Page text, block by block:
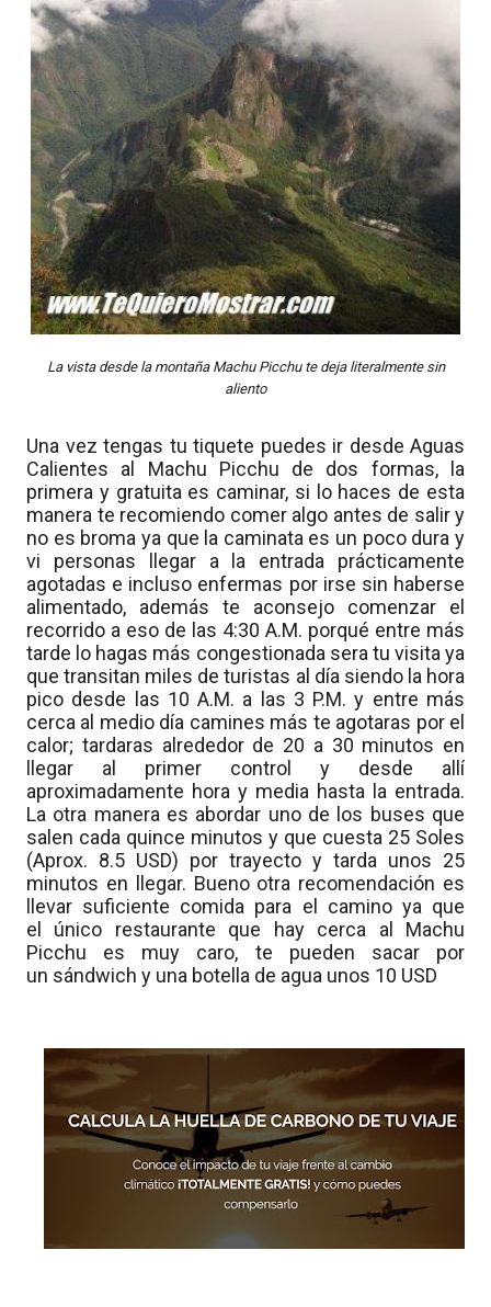
La vista desde la montaña Machu Picchu te deja literalmente sin
aliento
Una vez tengas tu tiquete puedes ir desde Aguas
Calientes al Machu Picchu de dos formas, la
primera y gratuita es caminar, si lo haces de esta
manera te recomiendo comer algo antes de salir y
no es broma ya que la caminata es un poco dura y
vi personas llegar a la entrada prácticamente
agotadas e incluso enfermas por irse sin haberse
alimentado, además te aconsejo comenzar el
recorrido a eso de las 4:30 A.M. porqué entre más
tarde lo hagas más congestionada sera tu visita ya
que transitan miles de turistas al día siendo la hora
pico desde las 10 A.M. a las 3 P.M. y entre más
cerca al medio día camines más te agotaras por el
calor; tardaras alrededor de 20 a 30 minutos en
llegar al primer control y desde allí
aproximadamente hora y media hasta la entrada.
La otra manera es abordar uno de los buses que
salen cada quince minutos y que cuesta 25 Soles
(Aprox. 8.5 USD) por trayecto y tarda unos 25
minutos en llegar. Bueno otra recomendación es
llevar suficiente comida para el camino ya que
el único restaurante que hay cerca al Machu
Picchu es muy caro, te pueden sacar por
un sándwich y una botella de agua unos 10 USD